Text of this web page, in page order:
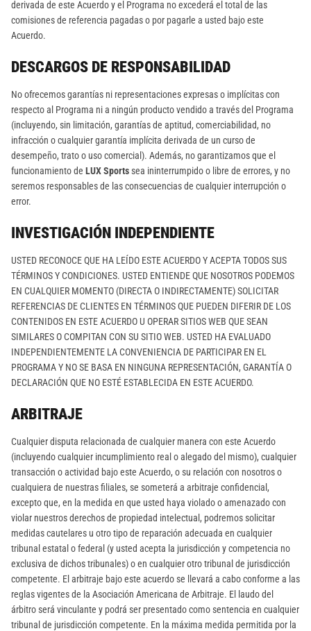
derivada de este Acuerdo y el Programa no excederá el total de las
comisiones de referencia pagadas o por pagarle a usted bajo este
Acuerdo.
DESCARGOS DE RESPONSABILIDAD
No ofrecemos garantías ni representaciones expresas o implícitas con
respecto al Programa ni a ningún producto vendido a través del Programa
(incluyendo, sin limitación, garantías de aptitud, comerciabilidad, no
infracción o cualquier garantía implícita derivada de un curso de
desempeño, trato o uso comercial). Además, no garantizamos que el
funcionamiento de LUX Sportssea ininterrumpido o libre de errores, y no
seremos responsables de las consecuencias de cualquier interrupción o
error.
INVESTIGACIÓN INDEPENDIENTE
USTED RECONOCE QUE HA LEÍDO ESTE ACUERDO Y ACEPTA TODOS SUS
TÉRMINOS Y CONDICIONES. USTED ENTIENDE QUE NOSOTROS PODEMOS
EN CUALQUIER MOMENTO (DIRECTA O INDIRECTAMENTE) SOLICITAR
REFERENCIAS DE CLIENTES EN TÉRMINOS QUE PUEDEN DIFERIR DE LOS
CONTENIDOS EN ESTE ACUERDO U OPERAR SITIOS WEB QUE SEAN
SIMILARES O COMPITAN CON SU SITIO WEB. USTED HA EVALUADO
INDEPENDIENTEMENTE LA CONVENIENCIA DE PARTICIPAR EN EL
PROGRAMA Y NO SE BASA EN NINGUNA REPRESENTACIÓN, GARANTÍA O
DECLARACIÓN QUE NO ESTÉ ESTABLECIDA EN ESTE ACUERDO.
ARBITRAJE
Cualquier disputa relacionada de cualquier manera con este Acuerdo
(incluyendo cualquier incumplimiento real o alegado del mismo), cualquier
transacción o actividad bajo este Acuerdo, o su relación con nosotros o
cualquiera de nuestras filiales, se someterá a arbitraje confidencial,
excepto que, en la medida en que usted haya violado o amenazado con
violar nuestros derechos de propiedad intelectual, podremos solicitar
medidas cautelares u otro tipo de reparación adecuada en cualquier
tribunal estatal o federal (y usted acepta la jurisdicción y competencia no
exclusiva de dichos tribunales) o en cualquier otro tribunal de jurisdicción
competente. El arbitraje bajo este acuerdo se llevará a cabo conforme a las
reglas vigentes de la Asociación Americana de Arbitraje. El laudo del
árbitro será vinculante y podrá ser presentado como sentencia en cualquier
tribunal de jurisdicción competente. En la máxima medida permitida por la